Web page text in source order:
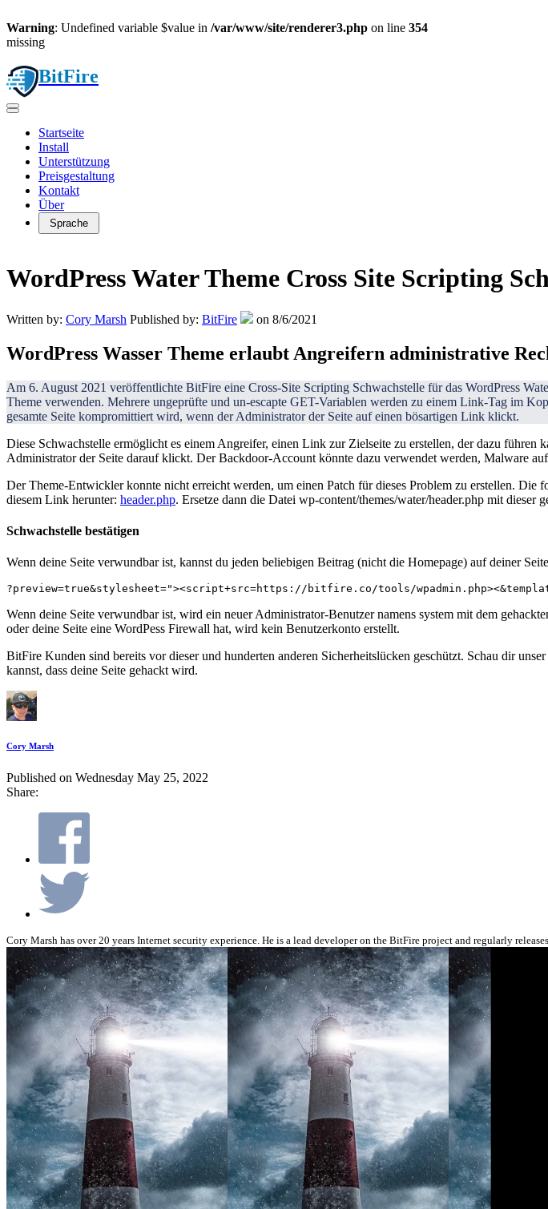
Warning: Undefined variable $value in /var/www/site/renderer3.php on line 354
missing
BitFire
Startseite
Install
Unterstützung
Preisgestaltung
Kontakt
Über
Sprache
WordPress Water Theme Cross Site Scripting
Written by: Cory Marsh Published by: BitFire on 8/6/2021
WordPress Wasser Theme erlaubt Angreifern administrative
Am 6. August 2021 veröffentlichte BitFire eine Cross-Site Scripting Schwachstelle für das WordPress
Theme verwenden. Mehrere ungeprüfte und un-escapte GET-Variablen werden zu einem Link-Tag im
gesamte Seite kompromittiert wird, wenn der Administrator der Seite auf einen bösartigen Link klickt.
Diese Schwachstelle ermöglicht es einem Angreifer, einen Link zur Zielseite zu erstellen, der dazu
Administrator der Seite darauf klickt. Der Backdoor-Account könnte dazu verwendet werden, Malware
Der Theme-Entwickler konnte nicht erreicht werden, um einen Patch für dieses Problem zu erstellen.
diesem Link herunter: header.php. Ersetze dann die Datei wp-content/themes/water/header.php mit dieser
Schwachstelle bestätigen
Wenn deine Seite verwundbar ist, kannst du jeden beliebigen Beitrag (nicht die Homepage) auf deiner
Wenn deine Seite verwundbar ist, wird ein neuer Administrator-Benutzer namens system mit dem
oder deine Seite eine WordPess Firewall hat, wird kein Benutzerkonto erstellt.
BitFire Kunden sind bereits vor dieser und hunderten anderen Sicherheitslücken geschützt. Schau dir unser
kannst, dass deine Seite gehackt wird.
Cory Marsh
Published on Wednesday May 25, 2022
Share:
Cory Marsh has over 20 years Internet security experience. He is a lead developer on the BitFire project and regularly